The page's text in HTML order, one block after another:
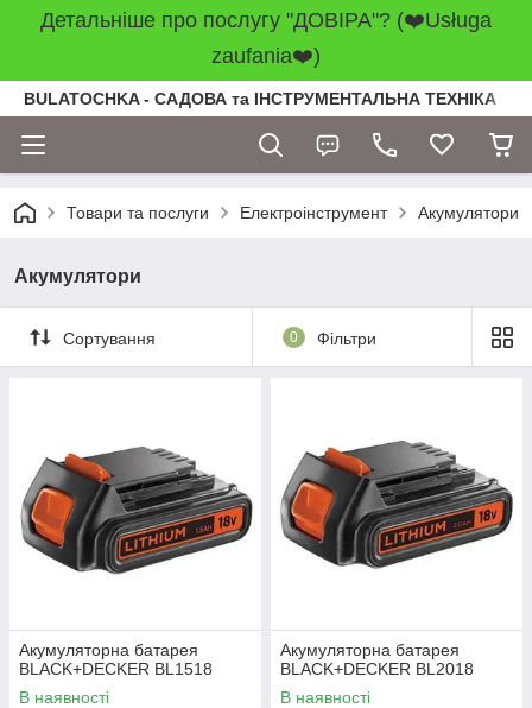
Детальніше про послугу "ДОВІРА"? (❤️Usługa
zaufania❤️)
BULATOCHKA - САДОВА та ІНСТРУМЕНТАЛЬНА ТЕХНІКА
Товари та послуги Електроінструмент Акумулятори
Акумулятори
Сортування 0 Фільтри
Акумуляторна батарея
BLACK+DECKER BL1518
В наявності
Акумуляторна батарея
BLACK+DECKER BL2018
В наявності